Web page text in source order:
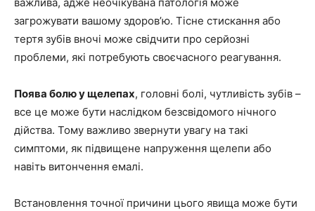
загрожувати вашому здоров’ю. Тісне стискання або
тертя зубів вночі може свідчити про серйозні
проблеми, які потребують своєчасного реагування.
Поява болю у щелепах, головні болі, чутливість зубів –
все це може бути наслідком безсвідомого нічного
дійства. Тому важливо звернути увагу на такі
симптоми, як підвищене напруження щелепи або
навіть витончення емалі.
Встановлення точної причини цього явища може бути